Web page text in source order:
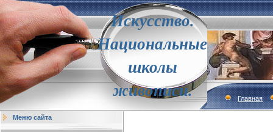
Искусство.
Национальные
школы
живописи.
Главная
Меню сайта